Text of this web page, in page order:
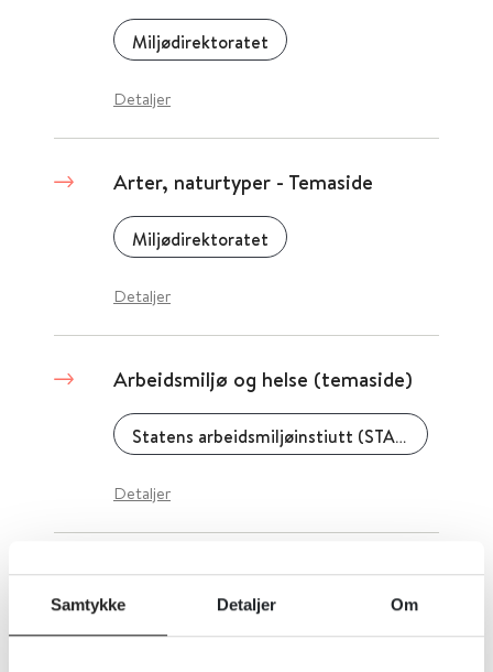
Samtykke Detaljer Om
Miljødirektoratet
Detaljer
Arter, naturtyper - Temaside
Miljødirektoratet
Detaljer
Arbeidsmiljø og helse (temaside)
Statens arbeidsmiljøinstiutt (STAMI)
Detaljer
Arbeidsmiljø i sykehus
Den norske legeforening 2012